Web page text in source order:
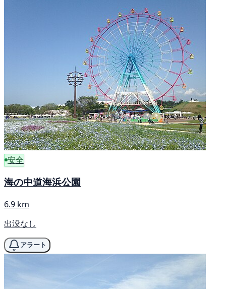
安全
海の中道海浜公園
6.9 km
出没なし
アラート